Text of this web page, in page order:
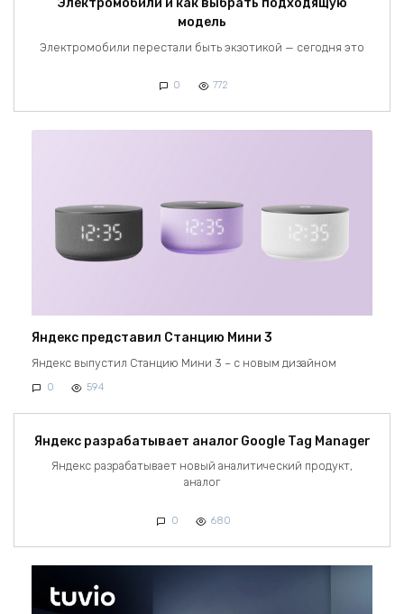
Электромобили и как выбрать подходящую
модель
Электромобили перестали быть экзотикой — сегодня это
0 772
Яндекс представил Станцию Мини 3
Яндекс выпустил Станцию Мини 3 – с новым дизайном
0 594
Яндекс разрабатывает аналог Google Tag Manager
Яндекс разрабатывает новый аналитический продукт,
аналог
0 680